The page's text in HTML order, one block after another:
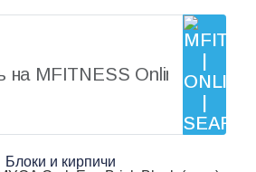
Блоки и кирпичи